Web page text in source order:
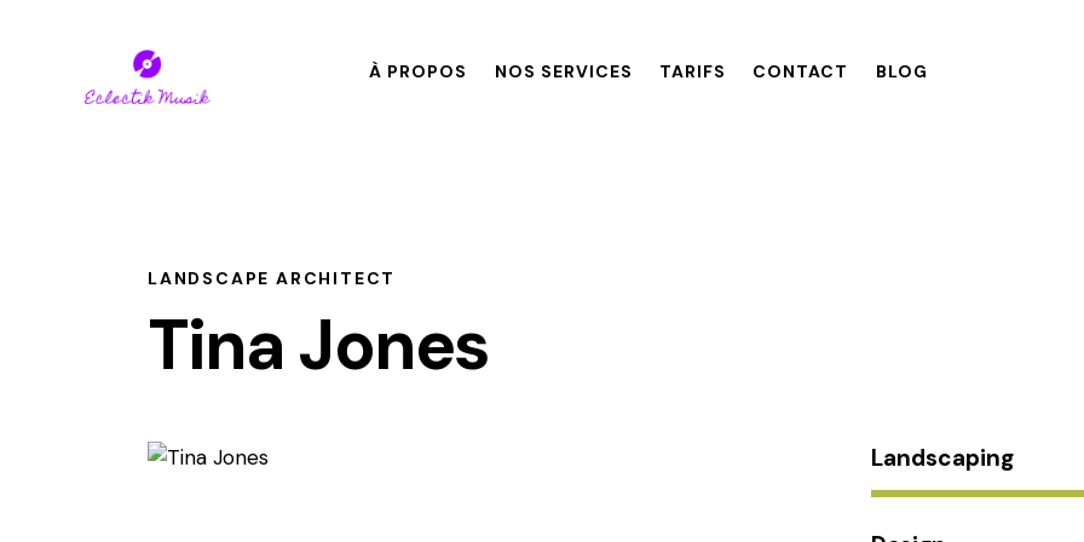
À PROPOS NOS SERVICES TARIFS CONTACT BLOG
LANDSCAPE ARCHITECT
Tina Jones
Landscaping